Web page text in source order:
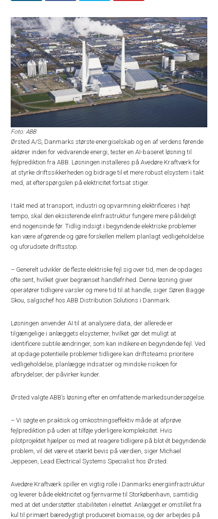
Foto: ABB
Ørsted A/S, Danmarks største energiselskab og en af verdens førende
aktører inden for vedvarende energi, tester en AI-baseret løsning til
fejlprediktion fra ABB. Løsningen installeres på Avedøre Kraftværk for
at styrke driftssikkerheden og bidrage til et mere robust elsystem i takt
med, at efterspørgslen på elektricitet fortsat stiger.
I takt med at transport, industri og opvarmning elektrificeres i højt
tempo, skal den eksisterende elinfrastruktur fungere mere pålideligt
end nogensinde før. Tidlig indsigt i begyndende elektriske problemer
kan være afgørende og gøre forskellen mellem planlagt vedligeholdelse
og uforudsete driftsstop.
– Generelt udvikler de fleste elektriske fejl sig over tid, men de opdages
ofte sent, hvilket giver begrænset handlefrihed. Denne løsning giver
operatører tidligere varsler og mere tid til at handle, siger Søren Bagge
Skou, salgschef hos ABB Distribution Solutions i Danmark.
Løsningen anvender AI til at analysere data, der allerede er
tilgængelige i anlæggets elsystemer, hvilket gør det muligt at
identificere subtile ændringer, som kan indikere en begyndende fejl. Ved
at opdage potentielle problemer tidligere kan driftsteams prioritere
vedligeholdelse, planlægge indsatser og mindske risikoen for
afbrydelser, der påvirker kunder.
Ørsted valgte ABB’s løsning efter en omfattende markedsundersøgelse.
– Vi søgte en praktisk og omkostningseffektiv måde at afprøve
fejlprediktion på uden at tilføje yderligere kompleksitet. Hvis
pilotprojektet hjælper os med at reagere tidligere på blot ét begyndende
problem, vil det være et stærkt bevis på værdien, siger Michael
Jeppesen, Lead Electrical Systems Specialist hos Ørsted.
Avedøre Kraftværk spiller en vigtig rolle i Danmarks energiinfrastruktur
og leverer både elektricitet og fjernvarme til Storkøbenhavn, samtidig
med at det understøtter stabiliteten i elnettet. Anlægget er omstillet fra
kul til primært bæredygtigt produceret biomasse, og der arbejdes på